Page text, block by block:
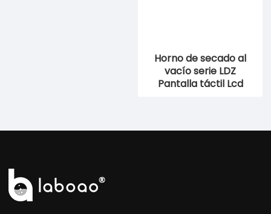
Horno de secado al
vacío serie LDZ
Pantalla táctil Lcd